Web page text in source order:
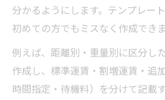
分かるようにします。テンプレー
初めての方でもミスなく作成できま
例えば、距離別・重量別に区分し
作成し、標準運賃・割増運賃・追
時間指定・待機料）を分けて記載